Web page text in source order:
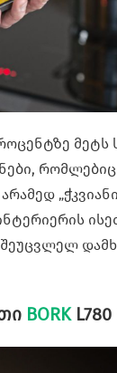
მეტს
BORKL780